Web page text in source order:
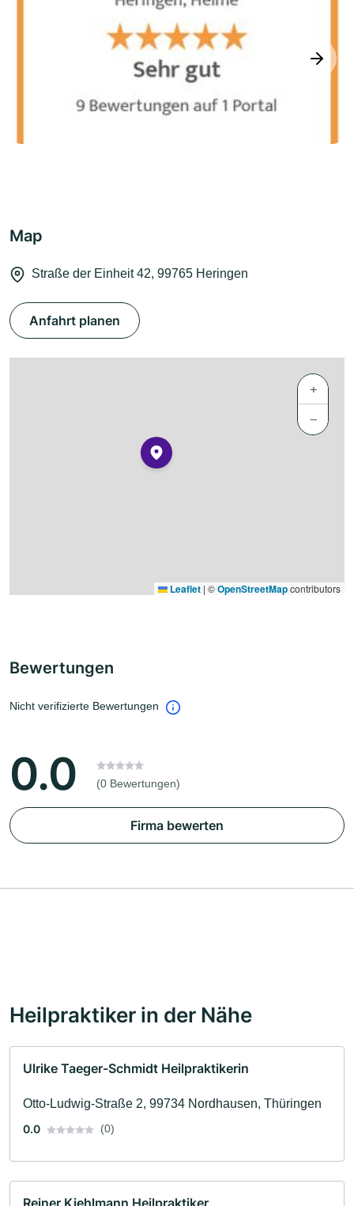
next
Map
Straße der Einheit 42, 99765 Heringen
Anfahrt planen
+
−
Leaflet | ©OpenStreetMapcontributors
Bewertungen
Nicht verifizierte Bewertungen
0.0 (0 Bewertungen)
Firma bewerten
Heilpraktiker in der Nähe
Ulrike Taeger-Schmidt Heilpraktikerin
Otto-Ludwig-Straße 2, 99734 Nordhausen, Thüringen
0.0
(0)